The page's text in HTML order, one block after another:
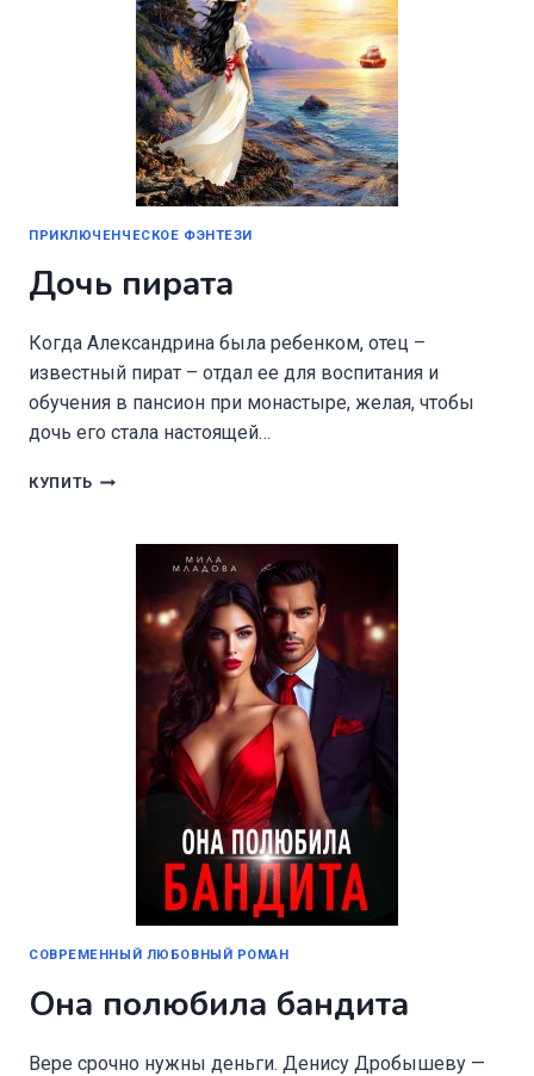
ПРИКЛЮЧЕНЧЕСКОЕ ФЭНТЕЗИ
Дочь пирата
Когда Александрина была ребенком, отец –
известный пират – отдал ее для воспитания и
обучения в пансион при монастыре, желая, чтобы
дочь его стала настоящей…
КУПИТЬ ДОЧЬ
СОВРЕМЕННЫЙ ЛЮБОВНЫЙ РОМАН
Она полюбила бандита
Вере срочно нужны деньги. Денису Дробышеву —